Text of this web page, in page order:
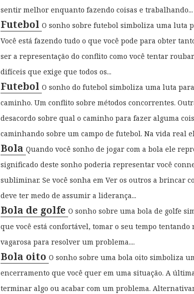
sentir melhor enquanto fazendo coisas e trabalhando...
FutebolO sonho sobre futebol simboliza uma luta
Você está fazendo tudo o que você pode para obter
ser a representação do conflito como você tentar
difíceis que exige que todos os...
FutebolO sonho do futebol simboliza uma luta
caminho. Um conflito sobre métodos concorrentes.
desacordo sobre qual o caminho para fazer alguma
caminhando sobre um campo de futebol. Na vida real
BolaQuando você sonho de jogar com a bola ele
significado deste sonho poderia representar você
subliminar. Se você sonha em Ver os outros a brincar
deve ter medo de assumir a liderança...
Bola de golfeO sonho sobre uma bola de golfe
que você está confortável, tomar o seu tempo tentando
vagarosa para resolver um problema....
Bola oitoO sonho sobre uma bola oito simboliza
encerramento que você quer em uma situação. A
terminar algo ou acabar com um problema.